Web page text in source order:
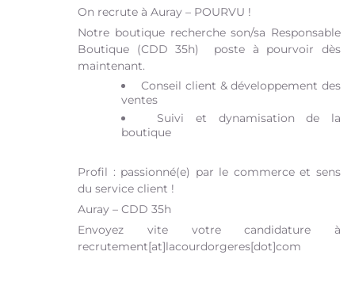
On recrute à Auray – POURVU !
Notre boutique recherche son/sa Responsable
Boutique (CDD 35h) poste à pourvoir dès
maintenant.
Conseil client & développement des
ventes
Suivi et dynamisation de la
boutique
Profil : passionné(e) par le commerce et sens
du service client !
Auray – CDD 35h
Envoyez vite votre candidature à
recrutement[at]lacourdorgeres[dot]com